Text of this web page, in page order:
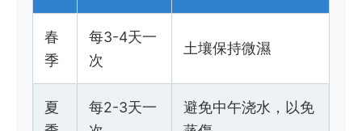
春
季
每3-4天一
次
土壤保持微濕
夏
每2-3天一
避免中午浇水，以免